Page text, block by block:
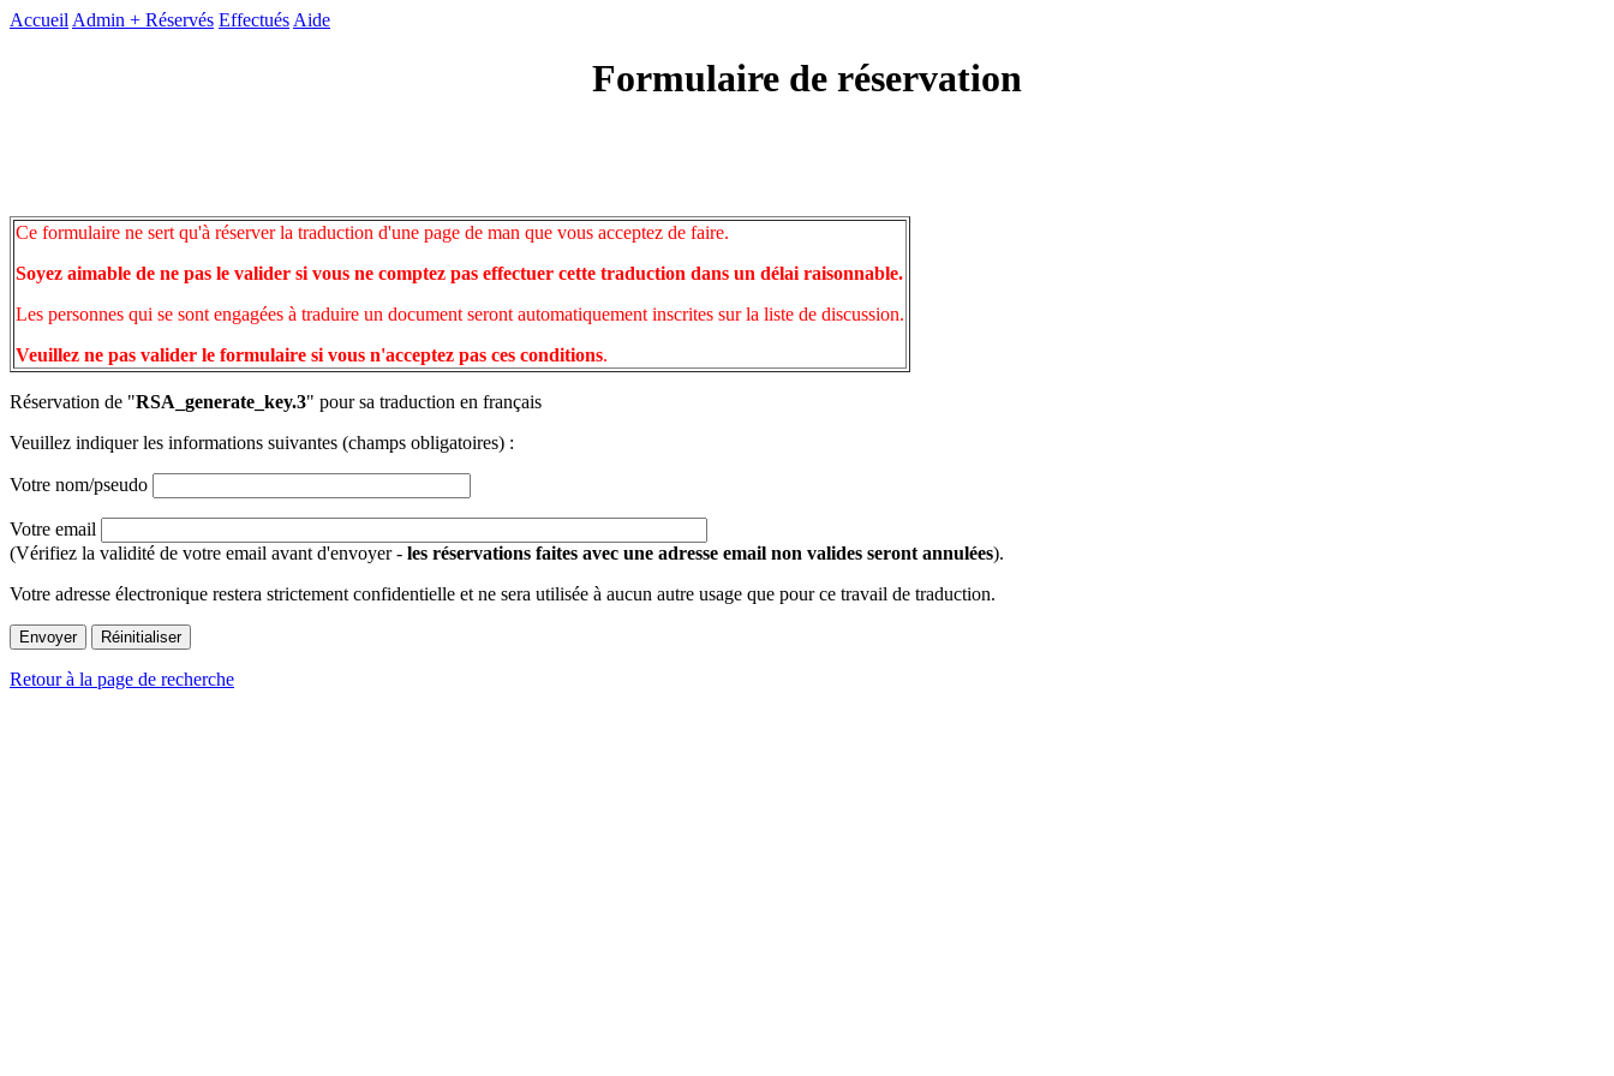
Accueil Admin + Réservés Effectués Aide
Formulaire de réservation
Ce formulaire ne sert qu'à réserver la traduction d'une page de man que vous acceptez de faire.
Soyez aimable de ne pas le valider si vous ne comptez pas effectuer cette traduction dans un délai raisonnable.
Les personnes qui se sont engagées à traduire un document seront automatiquement inscrites sur la liste de discussion.
Veuillez ne pas valider le formulaire si vous n'acceptez pas ces conditions.
Réservation de "RSA_generate_key.3" pour sa traduction en français
Veuillez indiquer les informations suivantes (champs obligatoires) :
Votre nom/pseudo
Votre email
(Vérifiez la validité de votre email avant d'envoyer - les réservations faites avec une adresse email non valides seront annulées).
Votre adresse électronique restera strictement confidentielle et ne sera utilisée à aucun autre usage que pour ce travail de traduction.
Retour à la page de recherche